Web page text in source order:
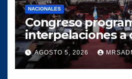
NACIONALES
Congreso
interpelaciones a
gabinete de
Arévalo entre
octubre
AGOSTO 5, 2026